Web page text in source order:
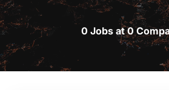
0 Jobs at 0